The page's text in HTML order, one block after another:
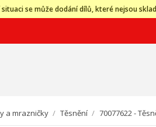
se může dodání dílů, které nejsou
a mrazničky / Těsnění / 70077622 -